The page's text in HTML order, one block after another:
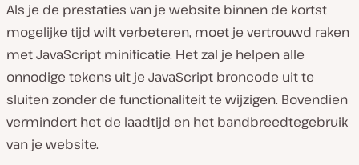
i
e
Als je de prestaties van je website binnen de kortst
mogelijke tijd wilt verbeteren, moet je vertrouwd raken
met JavaScript minificatie. Het zal je helpen alle
onnodige tekens uit je JavaScript broncode uit te
sluiten zonder de functionaliteit te wijzigen. Bovendien
vermindert het de laadtijd en het bandbreedtegebruik
van je website.